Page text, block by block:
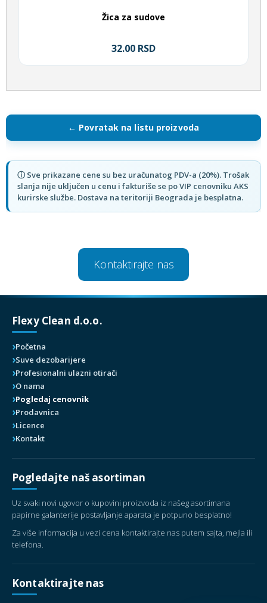
Žica za sudove
32.00 RSD
Kontaktirajte nas
Flexy Clean d.o.o.
Početna
Suve dezobarijere
Profesionalni ulazni otirači
O nama
Pogledaj cenovnik
Prodavnica
Licence
Kontakt
Pogledajte naš asortiman
Uz svaki novi ugovor o kupovini proizvoda iz našeg asortimana
papirne galanterije postavljanje aparata je potpuno besplatno!
Za više informacija u vezi cena kontaktirajte nas putem sajta, mejla ili
telefona.
Kontaktirajte nas